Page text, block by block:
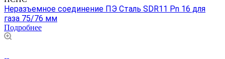
Неразъемное соединение ПЭ Сталь SDR11 Pn 16 для
газа 75/76 мм
Подробнее